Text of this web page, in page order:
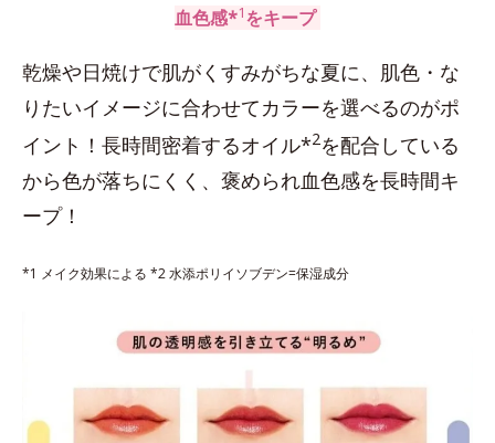
血色感*1をキープ
乾燥や日焼けで肌がくすみがちな夏に、肌色・な
りたいイメージに合わせてカラーを選べるのがポ
イント！長時間密着するオイル*2を配合している
から色が落ちにくく、褒められ血色感を長時間キ
ープ！
*1 メイク効果による *2 水添ポリイソブデン=保湿成分